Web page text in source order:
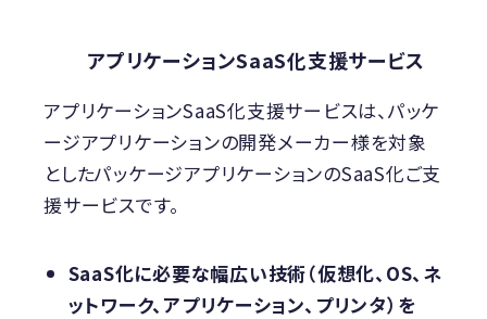
アプリケーションSaaS化支援サービス
アプリケーションSaaS化支援サービスは、パッケ
ージアプリケーションの開発メーカー様を対象
としたパッケージアプリケーションのSaaS化ご支
援サービスです。
SaaS化に必要な幅広い技術（仮想化、OS、ネ
ットワーク、アプリケーション、プリンタ）を